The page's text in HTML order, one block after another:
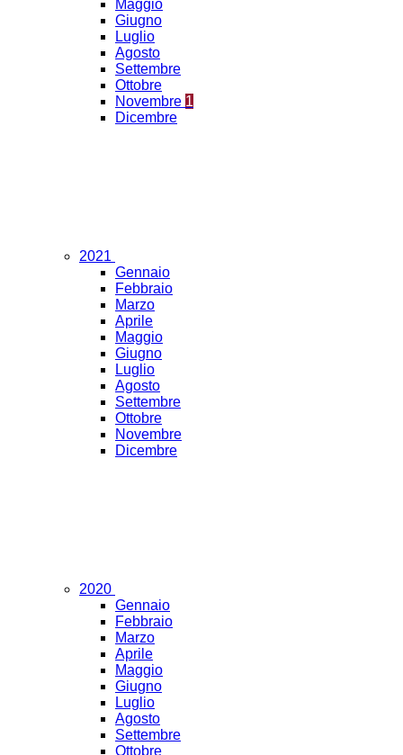
Maggio
Giugno
Luglio
Agosto
Settembre
Ottobre
Novembre 1
Dicembre
2021
Gennaio
Febbraio
Marzo
Aprile
Maggio
Giugno
Luglio
Agosto
Settembre
Ottobre
Novembre
Dicembre
2020
Gennaio
Febbraio
Marzo
Aprile
Maggio
Giugno
Luglio
Agosto
Settembre
Ottobre